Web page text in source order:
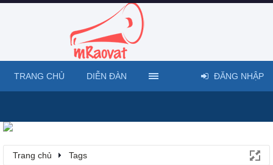
Trang chủ Tags
TRANG CHỦ DIỄN ĐÀN ĐĂNG NHẬP